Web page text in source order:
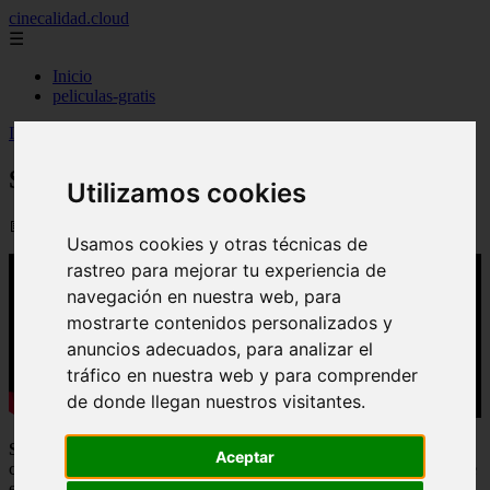
Utilizamos cookies
Usamos cookies y otras técnicas de
rastreo para mejorar tu experiencia de
navegación en nuestra web, para
mostrarte contenidos personalizados y
anuncios adecuados, para analizar el
tráfico en nuestra web y para comprender
de donde llegan nuestros visitantes.
Aceptar
cinecalidad.cloud
☰
Inicio
peliculas-gratis
Inicio
Shahmaran - Final Explicado
📅 17/08/2025
Shahmaran
es una criatura mitológica de la cultura turca que ha
cautivado la pantalla. En este artículo de
, descubre